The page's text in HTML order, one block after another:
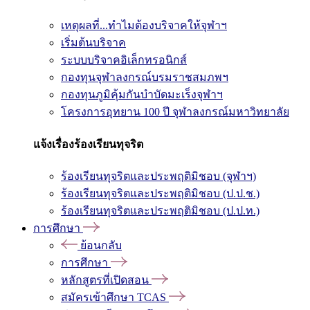
เหตุผลที่...ทำไมต้องบริจาคให้จุฬาฯ
เริ่มต้นบริจาค
ระบบบริจาคอิเล็กทรอนิกส์
กองทุนจุฬาลงกรณ์บรมราชสมภพฯ
กองทุนภูมิคุ้มกันบำบัดมะเร็งจุฬาฯ
โครงการอุทยาน 100 ปี จุฬาลงกรณ์มหาวิทยาลัย
แจ้งเรื่องร้องเรียนทุจริต
ร้องเรียนทุจริตและประพฤติมิชอบ (จุฬาฯ)
ร้องเรียนทุจริตและประพฤติมิชอบ (ป.ป.ช.)
ร้องเรียนทุจริตและประพฤติมิชอบ (ป.ป.ท.)
การศึกษา
ย้อนกลับ
การศึกษา
หลักสูตรที่เปิดสอน
สมัครเข้าศึกษา TCAS